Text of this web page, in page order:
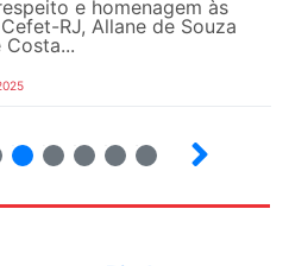
e homenagem às
RJ, Allane de Souza